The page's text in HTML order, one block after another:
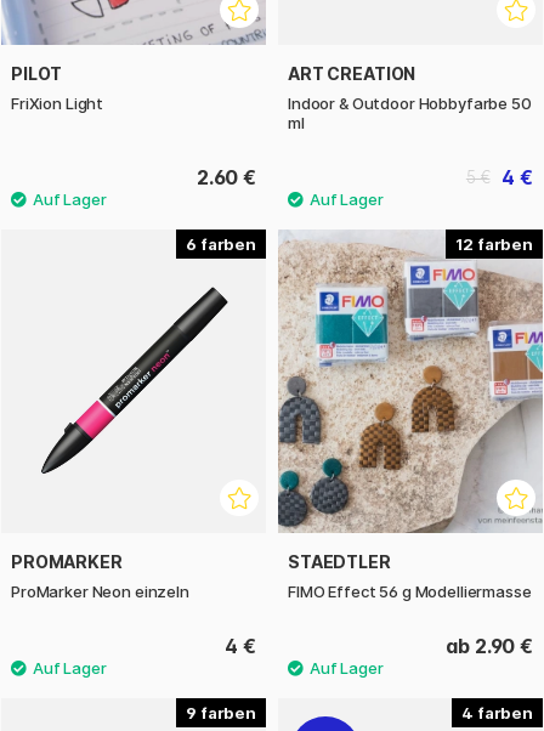
PILOT
FriXion Light
2.60 €
ART CREATION
Indoor & Outdoor Hobbyfarbe 50
ml
4 €
5 €
6
PROMARKER
ProMarker Neon einzeln
4 €
12
STAEDTLER
FIMO Effect 56 g Modelliermasse
ab 2.90 €
9 4